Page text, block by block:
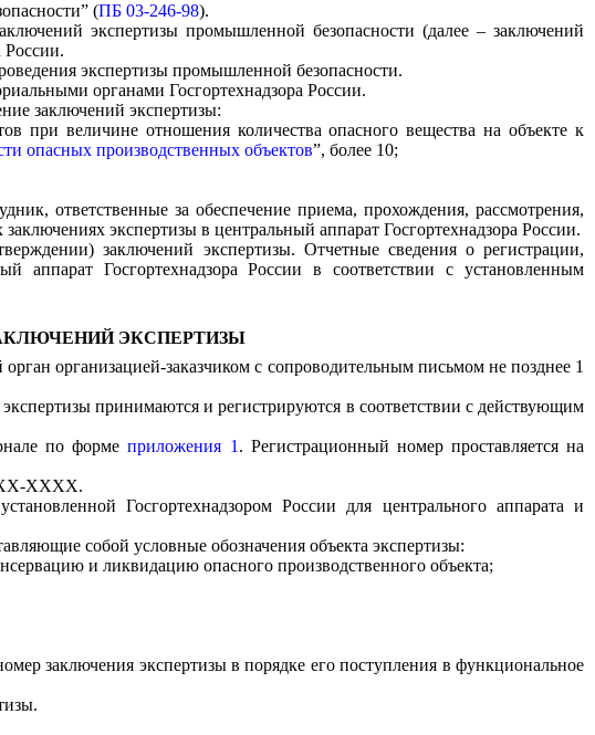
(ПБ 03-246-98).
экспертизы промышленной безопасности (далее – заключений
России.
экспертизы промышленной безопасности.
органами Госгортехнадзора России.
заключений экспертизы:
при величине отношения количества опасного вещества на объекте к
опасных производственных объектов”, более 10;
ответственные за обеспечение приема, прохождения, рассмотрения,
экспертизы в центральный аппарат Госгортехнадзора России.
заключений экспертизы. Отчетные сведения о регистрации,
аппарат Госгортехнадзора России в соответствии с установленным
ЭКСПЕРТИЗЫ
организацией-заказчиком с сопроводительным письмом не позднее 1
принимаются и регистрируются в соответствии с действующим
по формеприложения 1 . Регистрационный номер проставляется на
ХХХХ.
Госгортехнадзором России для центрального аппарата и
собой условные обозначения объекта экспертизы:
и ликвидацию опасного производственного объекта;
заключения экспертизы в порядке его поступления в функциональное